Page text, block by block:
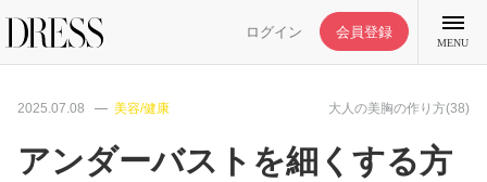
ログイン 会員登録
MENU
2025.07.08 美容/健康 大人の美胸の作り方(38)
アンダーバストを細くする方